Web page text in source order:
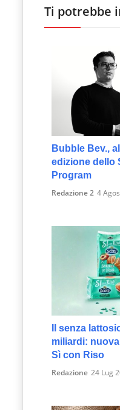
Ti potrebbe
Bubble Bev.,
edizione dello
Program
Redazione 2 4
Il senza
miliardi:
Sì con Riso
Redazione 24 Lug